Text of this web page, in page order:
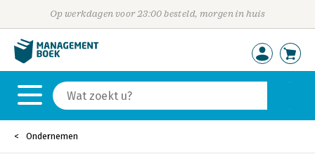
Op werkdagen voor 23:00 besteld, morgen in huis
Ondernemen